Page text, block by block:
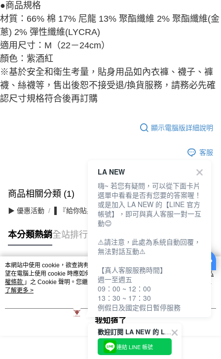
●商品規格
材質： 66% 棉 17% 尼龍 13% 聚酯纖維 2% 聚酯纖維(金
蔥) 2% 彈性纖維(LYCRA)
適用尺寸： M（22－24cm）
顏色： 紫酒紅
※基於安全和衛生考量，貼身用品如內衣褲、襪子、褲
襪、絲襪等，售出後恕不接受退/換貨服務，請務必先確
認尺寸規格符合後再訂購
顯示電腦版詳細說明
客服
商品相關分類 (1)
▶ 優惠活動 ▌『給你貼身的溫柔』襪子內著 買7送2
本分類熱銷全站排行
熱門標籤
本網站中使用 cookie，欲查詢有關本網站使用 cookie 方式之詳情，及若您不希
望在電腦上使用 cookie 時應如何變更電腦的 cookie 設定，請參閱本網站「
隱私
權條款 」之 Cookie 聲明。您繼續使用本網站即表示您同意本公司得按本網站使
用條款之 Cookie 聲明使用 cookie。
了解更多 >
我知道了
歡迎訂閱 LA NEW 的 LINE 官方帳號
連結 LINE 帳號
LA NEW
嗨~ 若您有疑問，可以從下面卡片
選單中看看是否有您要的答案喔！
或是加入 LA NEW 的【LINE 官方
帳號】，即可與真人客服一對一互
動😊
⚠️請注意，此處為系統自動回覆，
無法對話互動⚠️
【真人客服服務時間】
週一至週五
09：00 ~ 12：00
13：30 ~ 17：30
例假日及國定假日暫停服務